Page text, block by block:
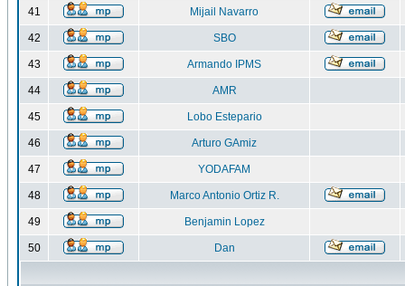
41 Mijail Navarro
42 SBO
43 Armando IPMS
44 AMR
45 Lobo Estepario
46 Arturo GAmiz
47 YODAFAM
48 Marco Antonio Ortiz R.
49 Benjamin Lopez
50 Dan